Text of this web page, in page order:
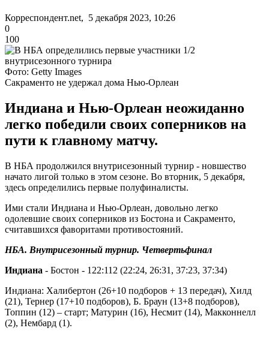
Корреспондент.net, 5 декабря 2023, 10:26
0
100
Фото: Getty Images
Сакраменто не удержал дома Нью-Орлеан
Индиана и Нью-Орлеан неожиданно
легко победили своих соперников на
пути к главному матчу.
В НБА продолжился внутрисезонный турнир - новшество
начато лигой только в этом сезоне. Во вторник, 5 декабря,
здесь определились первые полуфиналисты.
Ими стали Индиана и Нью-Орлеан, довольно легко
одолевшие своих соперников из Бостона и Сакраменто,
считавшихся фаворитами противостояний.
НБА. Внутрисезонный турнир. Четвертьфинал
Индиана - Бостон - 122:112 (22:24, 26:31, 37:23, 37:34)
Индиана: Халибертон (26+10 подборов + 13 передач), Хилд
(21), Тернер (17+10 подборов), Б. Браун (13+8 подборов),
Топпин (12) – старт; Матурин (16), Несмит (14), Макконнелл
(2), Нембард (1).